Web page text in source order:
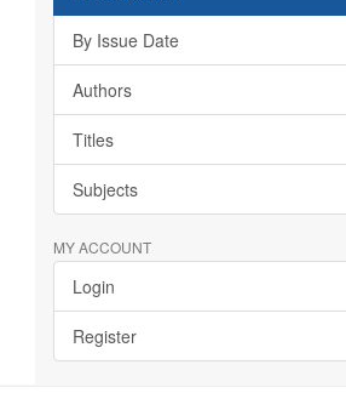
By Issue Date
Authors
Titles
Subjects
MY ACCOUNT
Login
Register